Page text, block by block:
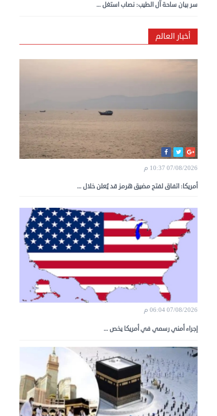
سر بيان ساحة آل الطيب: نصاب استغل ...
أخبار العالم
07/08/2026 10:37 م
أمريكا: اتفاق لفتح مضيق هرمز قد يُعلن خلال ...
07/08/2026 06:04 م
إجراء أمني رسمي في أمريكا يخص ...